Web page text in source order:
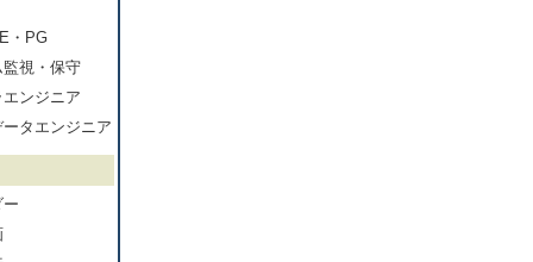
・PG
監視・保守
ンジニア
ータエンジニア
ー